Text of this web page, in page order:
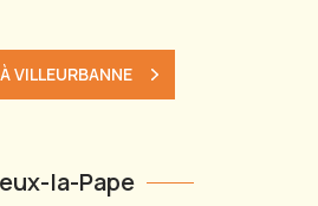
VILLEURBANNE
la-Pape